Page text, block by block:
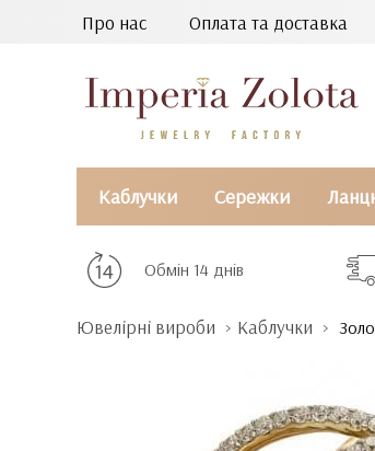
Про нас Оплата та доставка
Каблучки Сережки
Обмін 14 днів
Ювелірні вироби Каблучки